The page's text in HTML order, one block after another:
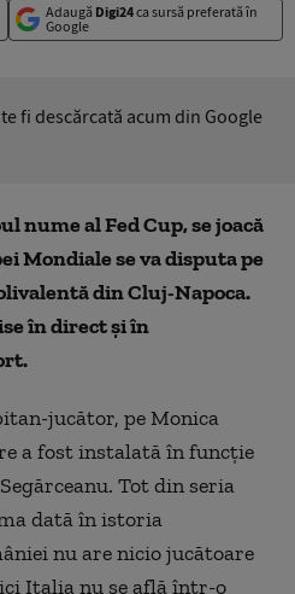
Adaugă Digi24ca sursă preferată în
Google
fi descărcată acum din Google
nume al Fed Cup, se joacă
Mondiale se va disputa pe
din Cluj-Napoca.
în direct și în
jucător, pe Monica
a fost instalată în funcţie
Tot din seria
dată în istoria
nu are nicio jucătoare
Italia nu se află într-o